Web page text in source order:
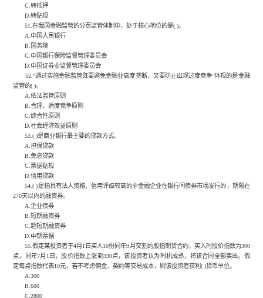
C.转抵押
D.转贴现
51.在我国金融监管的分页监管体制中，处于核心地位的是( )。
A.中国人民银行
B.国务院
C.中国银行保险监督管理委员会
D.中国证券业监督管理委员会
52.“通过实施金融监管既要避免金融业高度垄断，又要防止出现过度竞争”体现的是金融
监管的( )。
A.依法监管原则
B.合理、适度竞争原则
C.综合性原则
D.社会经济效益原则
53.( )是商业银行最主要的贷款方式。
A.担保贷款
B.免息贷款
C.票据贴现
D.信用贷款
54.( )是指具有法人资格、信用评级较高的非金融企业在银行间债券市场发行的，期限在
270天以内的融资券。
A.企业债券
B.短期融资券
C.超短期融资券
D.中期票据
55.假定某投资者于4月1日买人10份同年9月交割的股指期货合约，买入时股价指数为300
点。同年7月1日，股价指数上涨到330点，该投资者认为时机成熟，将该合同全部卖出。假
定每点指数代表10元，若不考虑佣金、契约等交易成本，则该投资者获利( )货币单位。
A.300
B.600
C.2800